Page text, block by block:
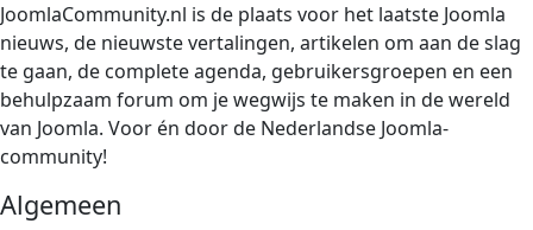
JoomlaCommunity.nl is de plaats voor het laatste Joomla
nieuws, de nieuwste vertalingen, artikelen om aan de slag
te gaan, de complete agenda, gebruikersgroepen en een
behulpzaam forum om je wegwijs te maken in de wereld
van Joomla. Voor én door de Nederlandse Joomla-
community!
Algemeen